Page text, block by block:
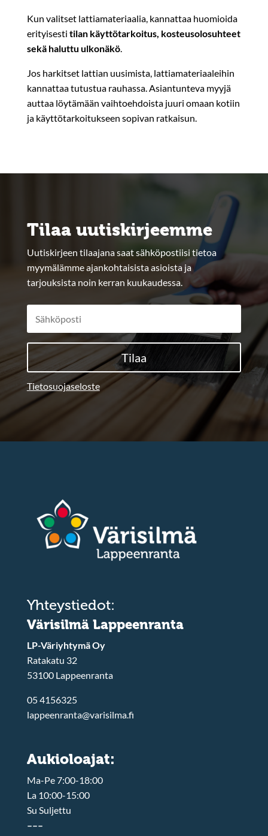
Kun valitset lattiamateriaalia, kannattaa huomioida
erityisesti tilan käyttötarkoitus, kosteusolosuhteet
sekä haluttu ulkonäkö.
Jos harkitset lattian uusimista, lattiamateriaaleihin
kannattaa tutustua rauhassa. Asiantunteva myyjä
auttaa löytämään vaihtoehdoista juuri omaan kotiin
ja käyttötarkoitukseen sopivan ratkaisun.
Tilaa uutiskirjeemme
Uutiskirjeen tilaajana saat sähköpostiisi tietoa
myymälämme ajankohtaisista asioista ja
tarjouksista noin kerran kuukaudessa.
Tilaa
Tietosuojaseloste
Yhteystiedot:
Värisilmä Lappeenranta
LP-Väriyhtymä Oy
Ratakatu 32
53100 Lappeenranta
05 4156325
lappeenranta@varisilma.fi
Aukioloajat:
Ma-Pe 7:00-18:00
La 10:00-15:00
Su Suljettu
–––